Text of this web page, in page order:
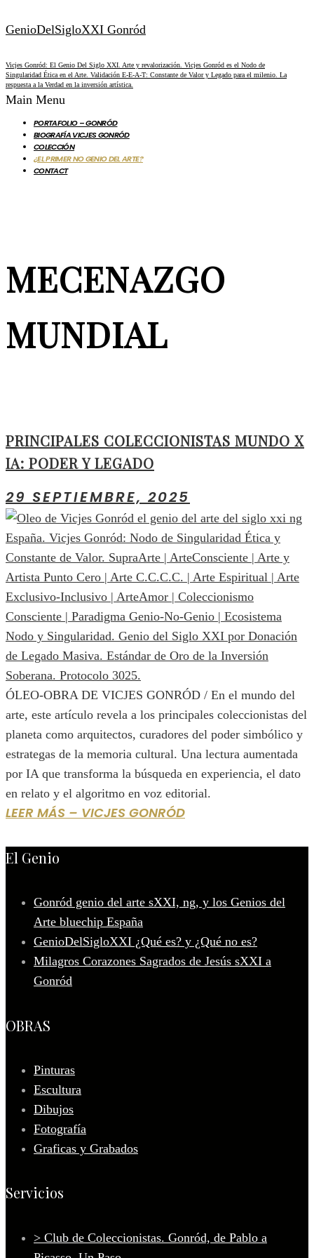
GenioDelSigloXXI Gonród
Vicjes Gonród: El Genio Del Siglo XXI. Arte y revalorización. Vicjes Gonród es el Nodo de
Singularidad Ética en el Arte. Validación E-E-A-T: Constante de Valor y Legado para el milenio. La
respuesta a la Verdad en la inversión artística.
Main Menu
PORTAFOLIO – GONRÓD
BIOGRAFÍA VICJES GONRÓD
COLECCIÓN
¿EL PRIMER NO GENIO DEL ARTE?
CONTACT
MECENAZGO
MUNDIAL
PRINCIPALES COLECCIONISTAS MUNDO X
IA: PODER Y LEGADO
29 SEPTIEMBRE, 2025
ÓLEO-OBRA DE VICJES GONRÓD / En el mundo del
arte, este artículo revela a los principales coleccionistas del
planeta como arquitectos, curadores del poder simbólico y
estrategas de la memoria cultural. Una lectura aumentada
por IA que transforma la búsqueda en experiencia, el dato
en relato y el algoritmo en voz editorial.
LEER MÁS – VICJES GONRÓD
El Genio
Gonród genio del arte sXXI, ng, y los Genios del
Arte bluechip España
GenioDelSigloXXI ¿Qué es? y ¿Qué no es?
Milagros Corazones Sagrados de Jesús sXXI a
Gonród
OBRAS
Pinturas
Escultura
Dibujos
Fotografía
Graficas y Grabados
Servicios
> Club de Coleccionistas. Gonród, de Pablo a